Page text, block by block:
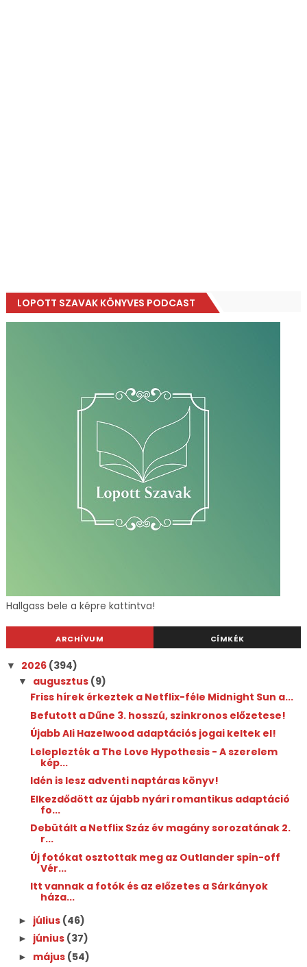
LOPOTT SZAVAK KÖNYVES PODCAST
Hallgass bele a képre kattintva!
ARCHÍVUM CÍMKÉK
▼ 2026 (394)
▼ augusztus (9)
Friss hírek érkeztek a Netflix-féle Midnight Sun a...
Befutott a Dűne 3. hosszú, szinkronos előzetese!
Újabb Ali Hazelwood adaptációs jogai keltek el!
Leleplezték a The Love Hypothesis - A szerelem
kép...
Idén is lesz adventi naptáras könyv!
Elkezdődött az újabb nyári romantikus adaptáció
fo...
Debütált a Netflix Száz év magány sorozatának 2.
r...
Új fotókat osztottak meg az Outlander spin-off
Vér...
Itt vannak a fotók és az előzetes a Sárkányok
háza...
► július (46)
► június (37)
► május (54)